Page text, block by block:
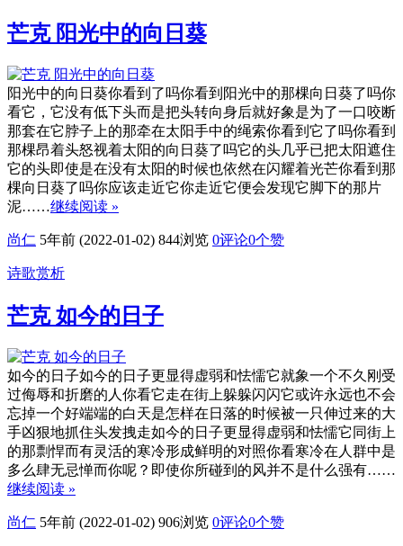
芒克 阳光中的向日葵
阳光中的向日葵你看到了吗你看到阳光中的那棵向日葵了吗你
看它，它没有低下头而是把头转向身后就好象是为了一口咬断
那套在它脖子上的那牵在太阳手中的绳索你看到它了吗你看到
那棵昂着头怒视着太阳的向日葵了吗它的头几乎已把太阳遮住
它的头即使是在没有太阳的时候也依然在闪耀着光芒你看到那
棵向日葵了吗你应该走近它你走近它便会发现它脚下的那片
泥……继续阅读 »
尚仁 5年前 (2022-01-02) 844浏览 0评论0个赞
诗歌赏析
芒克 如今的日子
如今的日子如今的日子更显得虚弱和怯懦它就象一个不久刚受
过侮辱和折磨的人你看它走在街上躲躲闪闪它或许永远也不会
忘掉一个好端端的白天是怎样在日落的时候被一只伸过来的大
手凶狠地抓住头发拽走如今的日子更显得虚弱和怯懦它同街上
的那剽悍而有灵活的寒冷形成鲜明的对照你看寒冷在人群中是
多么肆无忌惮而你呢？即使你所碰到的风并不是什么强有……
继续阅读 »
尚仁 5年前 (2022-01-02) 906浏览 0评论0个赞